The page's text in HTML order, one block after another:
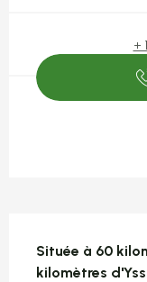
+
Située à 60
kilomètres